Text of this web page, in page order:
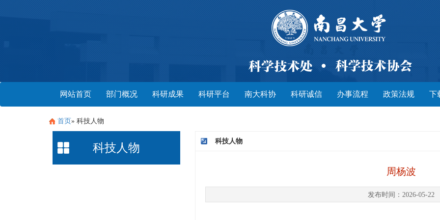
网站首页 部门概况 科研成果 科研平台 南大科协 科研诚信 办事流程 政策法规 下
首页» 科技人物
科技人物
科技人物
周杨波
发布时间：2026-05-22